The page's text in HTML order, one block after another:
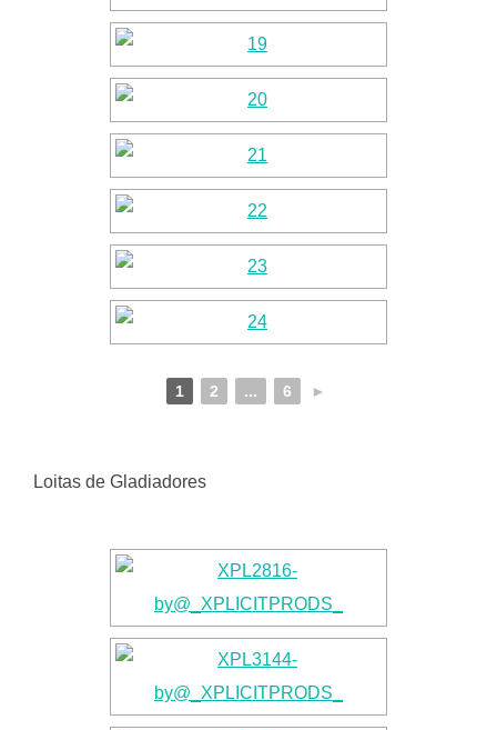
1 2 ... 6 ►
Loitas de Gladiadores